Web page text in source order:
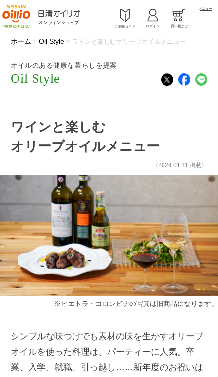
ご利用ガイド ログイン 買い物かご
メニュー
ホーム > Oil Style > ワインと楽しむオリーブオイルメニュー
オイルのある健康な暮らしを提案
Oil Style
ワインと楽しむ
オリーブオイルメニュー
〈2024.01.31 掲載〉
※ピエトラ・コロンビナの写真は旧商品になります。
シンプルな味つけでも素材の味を生かすオリーブ
オイルを使った料理は、パーティーに人気。 卒
業、入学、就職、引っ越し……新年度のお祝いは